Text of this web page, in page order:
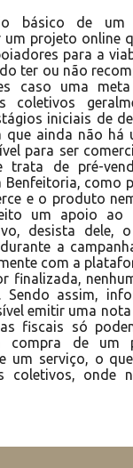
básico de um
projeto online
para a
ter ou não
caso uma
coletivos
iniciais de
que ainda não há
para ser
trata de pré-
Benfeitoria, como
e o produto
um apoio ao
desista dele, o
a
com a
finalizada,
Sendo assim,
emitir uma
fiscais só
compra de um
um serviço, o
coletivos, onde